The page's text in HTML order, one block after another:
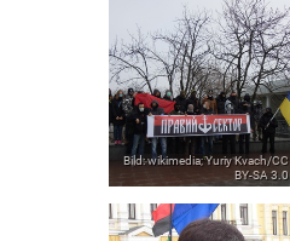
Source
Bild: wikimedia; Yuriy Kvach/CC
BY-SA 3.0